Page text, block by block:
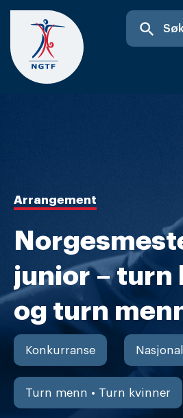
Skip
content
search
Arrangement
junior – turn
og turn
Konkurranse
Turn menn • Turn kvinner